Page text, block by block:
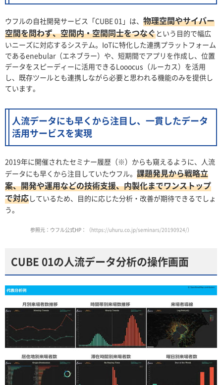
ウフルの自社開発サービス「CUBE 01」は、 物理空間やサイバー
空間を問わず、空間内・空間同士をつなぐという目的で幅広
いニーズに対応するシステム。IoTに特化した連携プラットフォーム
であるenebular（エネブラー）や、短期間でアプリを作成し、位置
データをスピーディーに活用できるLooocus（ルーカス）を活用
し、既存ツールとも連携しながら必要と思われる機能のみを提供し
ています。
人流データにも早くから注目し、一貫したデータ
活用サービスを実現
2019年に開催されたセミナー履歴（※）からも窺えるように、人流
データにも早くから注目していたウフル。 課題発見から戦略立
案、開発や運用などの技術支援、内製化までワンストップ
で対応しているため、目的に応じた分析・改善が期待できるでしょ
う。
参照元：ウフル公式HP： （https://uhuru.co.jp/seminars/20190924/）
CUBE 01の人流データ分析の操作画面